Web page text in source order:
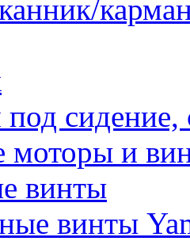
моторы и
винты
винты